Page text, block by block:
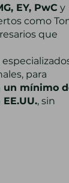
EY, PwC y
como
que
para
un mínimo
, sin